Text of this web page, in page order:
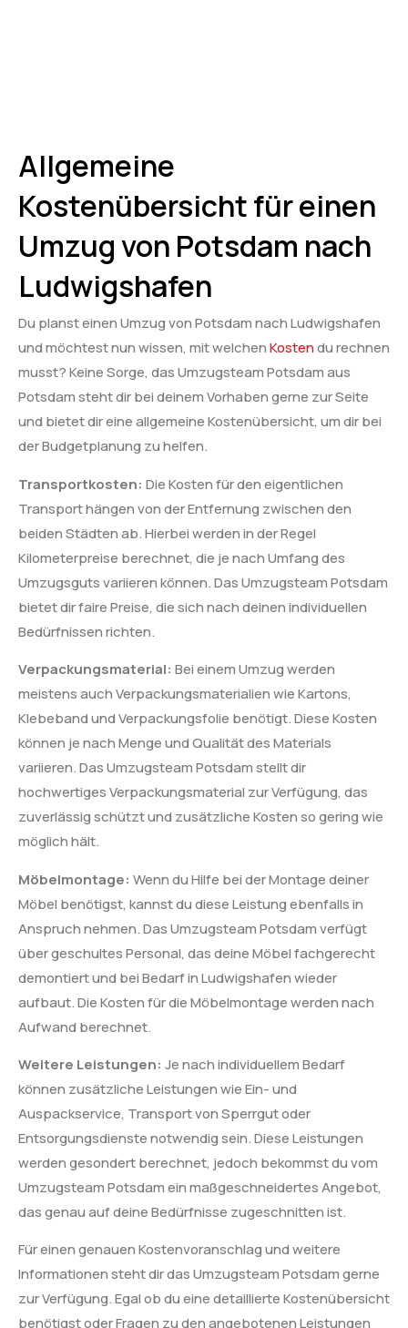
Allgemeine
Kostenübersicht für einen
Umzug von Potsdam nach
Ludwigshafen
Du planst einen Umzug von Potsdam nach Ludwigshafen
und möchtest nun wissen, mit welchenKostendu rechnen
musst? Keine Sorge, das Umzugsteam Potsdam aus
Potsdam steht dir bei deinem Vorhaben gerne zur Seite
und bietet dir eine allgemeine Kostenübersicht, um dir bei
der Budgetplanung zu helfen.
Transportkosten: Die Kosten für den eigentlichen
Transport hängen von der Entfernung zwischen den
beiden Städten ab. Hierbei werden in der Regel
Kilometerpreise berechnet, die je nach Umfang des
Umzugsguts variieren können. Das Umzugsteam Potsdam
bietet dir faire Preise, die sich nach deinen individuellen
Bedürfnissen richten.
Verpackungsmaterial: Bei einem Umzug werden
meistens auch Verpackungsmaterialien wie Kartons,
Klebeband und Verpackungsfolie benötigt. Diese Kosten
können je nach Menge und Qualität des Materials
variieren. Das Umzugsteam Potsdam stellt dir
hochwertiges Verpackungsmaterial zur Verfügung, das
zuverlässig schützt und zusätzliche Kosten so gering wie
möglich hält.
Möbelmontage: Wenn du Hilfe bei der Montage deiner
Möbel benötigst, kannst du diese Leistung ebenfalls in
Anspruch nehmen. Das Umzugsteam Potsdam verfügt
über geschultes Personal, das deine Möbel fachgerecht
demontiert und bei Bedarf in Ludwigshafen wieder
aufbaut. Die Kosten für die Möbelmontage werden nach
Aufwand berechnet.
Weitere Leistungen: Je nach individuellem Bedarf
können zusätzliche Leistungen wie Ein- und
Auspackservice, Transport von Sperrgut oder
Entsorgungsdienste notwendig sein. Diese Leistungen
werden gesondert berechnet, jedoch bekommst du vom
Umzugsteam Potsdam ein maßgeschneidertes Angebot,
das genau auf deine Bedürfnisse zugeschnitten ist.
Für einen genauen Kostenvoranschlag und weitere
Informationen steht dir das Umzugsteam Potsdam gerne
zur Verfügung. Egal ob du eine detaillierte Kostenübersicht
benötigst oder Fragen zu den angebotenen Leistungen